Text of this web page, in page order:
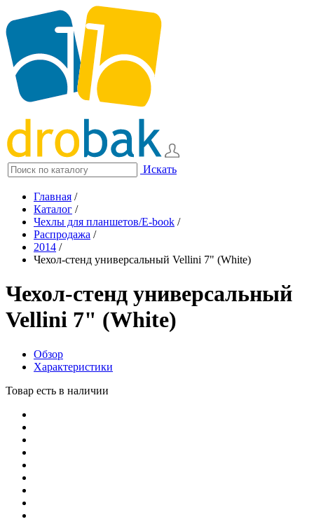
Искать
Главная /
Каталог /
Чехлы для планшетов/E-book /
Распродажа /
2014 /
Чехол-стенд универсальный Vellini 7" (White)
Чехол-стенд универсальный
Vellini 7" (White)
Обзор
Характеристики
Товар есть в наличии